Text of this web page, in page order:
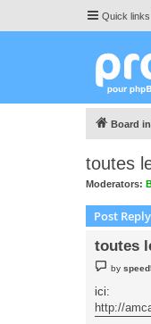
Quick links
Board
toutes
Moderators:
Post Reply
toutes
P
o
t
by
ici:
http://